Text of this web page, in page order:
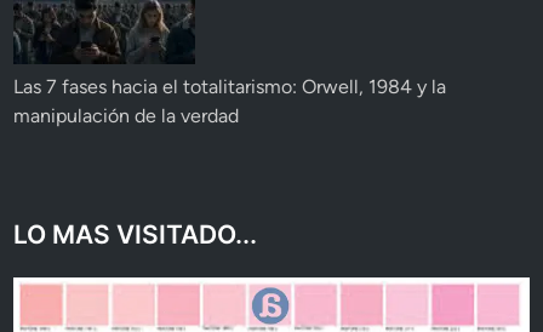
Las 7 fases hacia el totalitarismo: Orwell, 1984 y la
manipulación de la verdad
LO MAS VISITADO...